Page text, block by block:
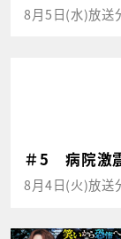
8月5日(水)放送
＃5 病院激
8月4日(火)放送